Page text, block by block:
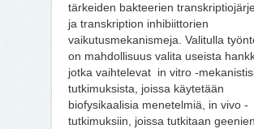
tärkeiden bakteerien
ja transkription inhibiittorien
vaikutusmekanismeja. Valitulla
on mahdollisuus valita useista
jotka vaihtelevat in vitro -
tutkimuksista, joissa käytetään
biofysikaalisia menetelmiä, in vivo -
tutkimuksiin, joissa tutkitaan geenien